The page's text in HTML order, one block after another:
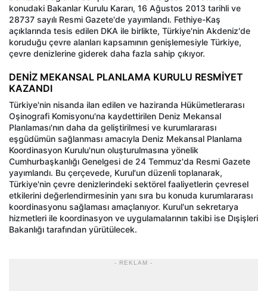
konudaki Bakanlar Kurulu Kararı, 16 Ağustos 2013 tarihli ve
28737 sayılı Resmi Gazete'de yayımlandı. Fethiye-Kaş
açıklarında tesis edilen DKA ile birlikte, Türkiye'nin Akdeniz'de
koruduğu çevre alanları kapsamının genişlemesiyle Türkiye,
çevre denizlerine giderek daha fazla sahip çıkıyor.
DENİZ MEKANSAL PLANLAMA KURULU RESMİYET
KAZANDI
Türkiye'nin nisanda ilan edilen ve haziranda Hükümetlerarası
Oşinografi Komisyonu'na kaydettirilen Deniz Mekansal
Planlaması'nın daha da geliştirilmesi ve kurumlararası
eşgüdümün sağlanması amacıyla Deniz Mekansal Planlama
Koordinasyon Kurulu'nun oluşturulmasına yönelik
Cumhurbaşkanlığı Genelgesi de 24 Temmuz'da Resmi Gazete
yayımlandı. Bu çerçevede, Kurul'un düzenli toplanarak,
Türkiye'nin çevre denizlerindeki sektörel faaliyetlerin çevresel
etkilerini değerlendirmesinin yanı sıra bu konuda kurumlararası
koordinasyonu sağlaması amaçlanıyor. Kurul'un sekretarya
hizmetleri ile koordinasyon ve uygulamalarının takibi ise Dışişleri
Bakanlığı tarafından yürütülecek.
- REKLAM -